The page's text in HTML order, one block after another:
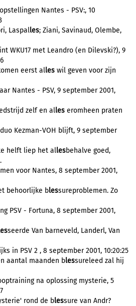
Nantes - PSV:, 10
Laspalles; Ziani, Savinaud, Olembe,
WKU17 met Leandro (en Dilevski?), 9
eerst alles wil geven voor zijn
Nantes - PSV, 9 september 2001,
zelf en alles eromheen praten
Kezman-VOH blijft, 9 september
helft liep het allesbehalve goed,
voor Nantes, 8 september 2001,
behoorlijke blessureproblemen. Zo
PSV - Fortuna, 8 september 2001,
seerde Van barneveld, Landerl, Van
in PSV 2 , 8 september 2001, 10:20:25
aantal maanden blessureleed zal hij
na oplossing mysterie, 5
rond de blessure van Andr?